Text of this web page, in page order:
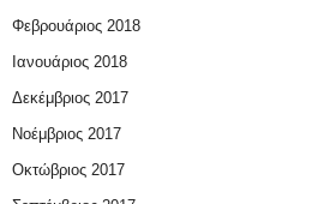
Φεβρουάριος 2018
Ιανουάριος 2018
Δεκέμβριος 2017
Νοέμβριος 2017
Οκτώβριος 2017